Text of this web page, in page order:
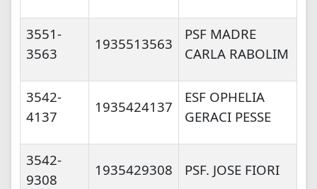
3551-
3563
1935513563
PSF MADRE
CARLA RABOLIM
3542-
4137
1935424137
ESF OPHELIA
GERACI PESSE
3542-
9308
1935429308 PSF. JOSE FIORI